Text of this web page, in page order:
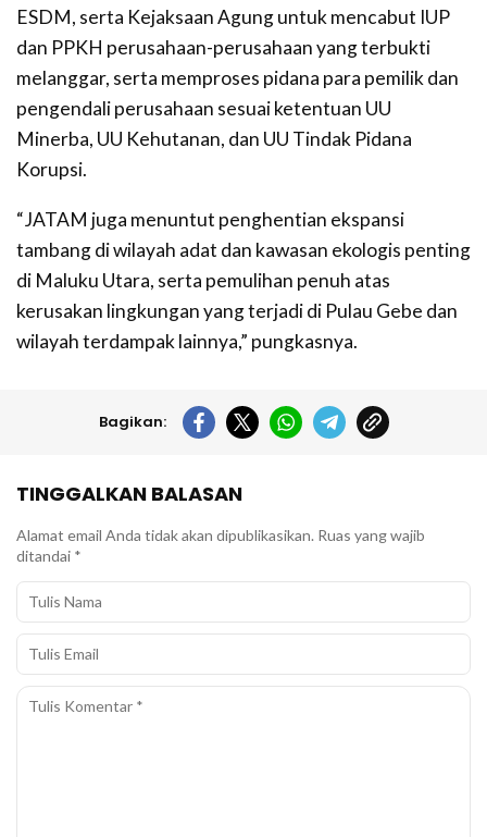
ESDM, serta Kejaksaan Agung untuk mencabut IUP
dan PPKH perusahaan-perusahaan yang terbukti
melanggar, serta memproses pidana para pemilik dan
pengendali perusahaan sesuai ketentuan UU
Minerba, UU Kehutanan, dan UU Tindak Pidana
Korupsi.
“JATAM juga menuntut penghentian ekspansi
tambang di wilayah adat dan kawasan ekologis penting
di Maluku Utara, serta pemulihan penuh atas
kerusakan lingkungan yang terjadi di Pulau Gebe dan
wilayah terdampak lainnya,” pungkasnya.
Bagikan:
TINGGALKAN BALASAN
Alamat email Anda tidak akan dipublikasikan. Ruas yang wajib
ditandai *